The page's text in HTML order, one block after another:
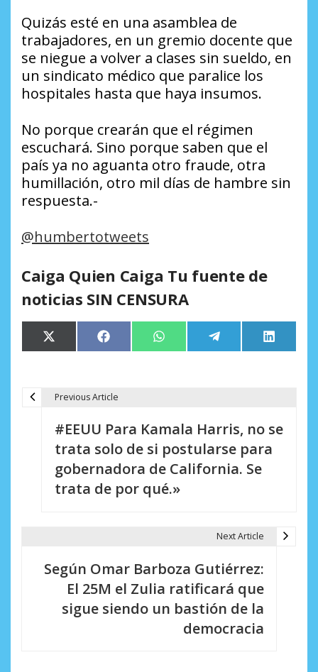
Quizás esté en una asamblea de
trabajadores, en un gremio docente que
se niegue a volver a clases sin sueldo, en
un sindicato médico que paralice los
hospitales hasta que haya insumos.
No porque crearán que el régimen
escuchará. Sino porque saben que el
país ya no aguanta otro fraude, otra
humillación, otro mil días de hambre sin
respuesta.-
@humbertotweets
Caiga Quien Caiga Tu fuente de
noticias SIN CENSURA
Compartir
en
X
(Twitter)
Compartir
en
Facebook Compartir
en
WhatsApp Compartir
en
Telegram
en
LinkedIn
Previous Article
#EEUU Para Kamala Harris, no se
trata solo de si postularse para
gobernadora de California. Se
trata de por qué.»
Next Article
Según Omar Barboza Gutiérrez:
El 25M el Zulia ratificará que
sigue siendo un bastión de la
democracia